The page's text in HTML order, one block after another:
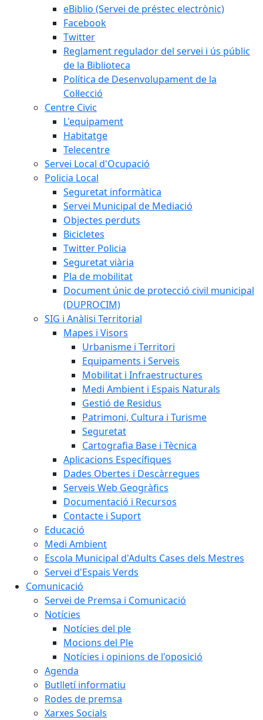
eBiblio (Servei de préstec electrònic)
Facebook
Twitter
Reglament regulador del servei i ús públic
de la Biblioteca
Política de Desenvolupament de la
Col·lecció
Centre Civic
L'equipament
Habitatge
Telecentre
Servei Local d'Ocupació
Policia Local
Seguretat informàtica
Servei Municipal de Mediació
Objectes perduts
Bicicletes
Twitter Policia
Seguretat viària
Pla de mobilitat
Document únic de protecció civil municipal
(DUPROCIM)
SIG i Anàlisi Territorial
Mapes i Visors
Urbanisme i Territori
Equipaments i Serveis
Mobilitat i Infraestructures
Medi Ambient i Espais Naturals
Gestió de Residus
Patrimoni, Cultura i Turisme
Seguretat
Cartografia Base i Tècnica
Aplicacions Específiques
Dades Obertes i Descàrregues
Serveis Web Geogràfics
Documentació i Recursos
Contacte i Suport
Educació
Medi Ambient
Escola Municipal d'Adults Cases dels Mestres
Servei d'Espais Verds
Comunicació
Servei de Premsa i Comunicació
Notícies
Notícies del ple
Mocions del Ple
Notícies i opinions de l'oposició
Agenda
Butlletí informatiu
Rodes de premsa
Xarxes Socials